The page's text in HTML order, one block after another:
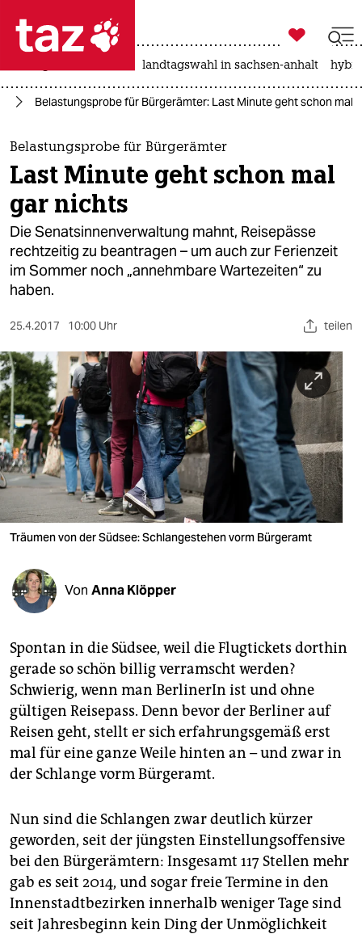
 taz zahl ich
taz zahl ich
themen
politik
öko
gesellschaft
kultur
sport
berlin
nord
wahrheit
verlag
veranstaltungen
shop
fragen & hilfe
abo
genossenschaft
epaper login

taz zahl ich
landtagswahl in sachsen-anhalt
Belastungsprobe für Bürgerämter: Last Minute geht schon mal
Belastungsprobe für Bürgerämter
Last Minute geht schon mal
gar nichts
Die Senatsinnenverwaltung mahnt, Reisepässe
rechtzeitig zu beantragen – um auch zur Ferienzeit
im Sommer noch „annehmbare Wartezeiten“ zu
haben.
25.4.2017 10:00 Uhr teilen
Träumen von der Südsee: Schlangestehen vorm Bürgeramt
Von Anna Klöpper
Spontan in die Südsee, weil die Flugtickets dorthin
gerade so schön billig verramscht werden?
Schwierig, wenn man BerlinerIn ist und ohne
gültigen Reisepass. Denn bevor der Berliner auf
Reisen geht, stellt er sich erfahrungsgemäß erst
mal für eine ganze Weile hinten an – und zwar in
der Schlange vorm Bürgeramt.
Nun sind die Schlangen zwar deutlich kürzer
geworden, seit der jüngsten Einstellungsoffensive
bei den Bürgerämtern: Insgesamt 117 Stellen mehr
gab es seit 2014, und sogar freie Termine in den
Innenstadtbezirken innerhalb weniger Tage sind
seit Jahresbeginn kein Ding der Unmöglichkeit